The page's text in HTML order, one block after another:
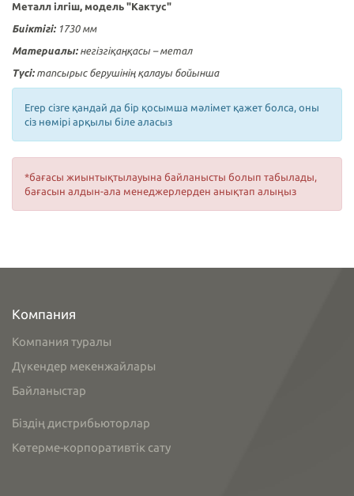
Металл ілгіш, модель "Кактус"
Биіктігі: 1730 мм
Материалы: негізгіқаңқасы – метал
Түсі:тапсырыс берушінің қалауы бойынша
Егер сізге қандай да бір қосымша мәлімет қажет болса, оны
сіз нөмірі арқылы біле аласыз
*бағасы жиынтықтылауына байланысты болып табылады,
бағасын алдын-ала менеджерлерден анықтап алыңыз
Компания
Компания туралы
Дүкендер мекенжайлары
Байланыстар
Біздің дистрибьюторлар
Көтерме-корпоративтік сату